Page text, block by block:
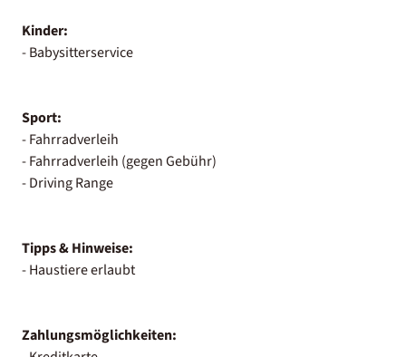
Kinder:
- Babysitterservice
Sport:
- Fahrradverleih
- Fahrradverleih (gegen Gebühr)
- Driving Range
Tipps & Hinweise:
- Haustiere erlaubt
Zahlungsmöglichkeiten: